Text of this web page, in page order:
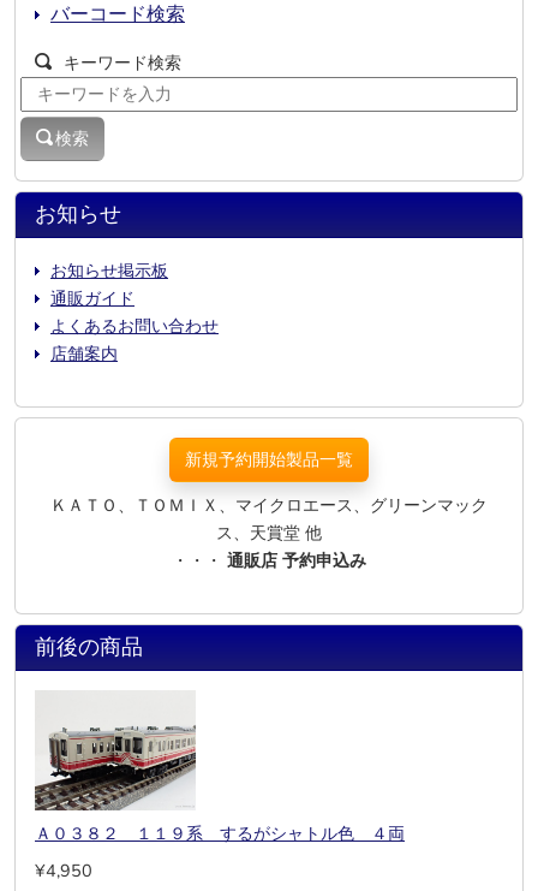
お知らせ
お知らせ掲示板
通販ガイド
よくあるお問い合わせ
店舗案内
バーコード検索
キーワード検索
検索
新規予約開始製品一覧
ＫＡＴＯ、ＴＯＭＩＸ、マイクロエース、グリーンマック
ス、天賞堂 他
・・・ 通販店 予約申込み
前後の商品
Ａ０３８２ １１９系 するがシャトル色 ４両
¥4,950